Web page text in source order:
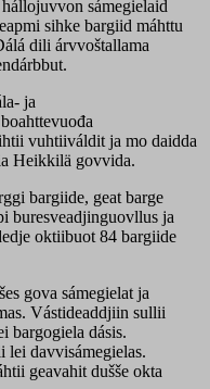
sámegielaid
sihke bargiid máhttu
dili árvvoštallama
ja
vuhtiiváldit ja mo daidda
Heikkilä govvida.
bargiide, geat barge
buresveadjinguovllus ja
oktiibuot 84 bargiide
gova sámegielat ja
Vástideaddjiin sullii
bargogiela dásis.
lei davvisámegielas.
geavahit dušše okta